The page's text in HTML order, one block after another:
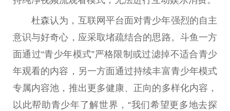
杜森认为，互联网平台面对青少年强烈的自主
意识与好奇心，应采取堵疏结合的思路。斗鱼一方
面通过“青少年模式”严格限制或过滤掉不适合青少
年观看的内容，另一方面通过持续丰富青少年模式
专属内容池，推出更多健康、正向的多样化内容，
以此帮助青少年了解世界，“我们希望更多地去探